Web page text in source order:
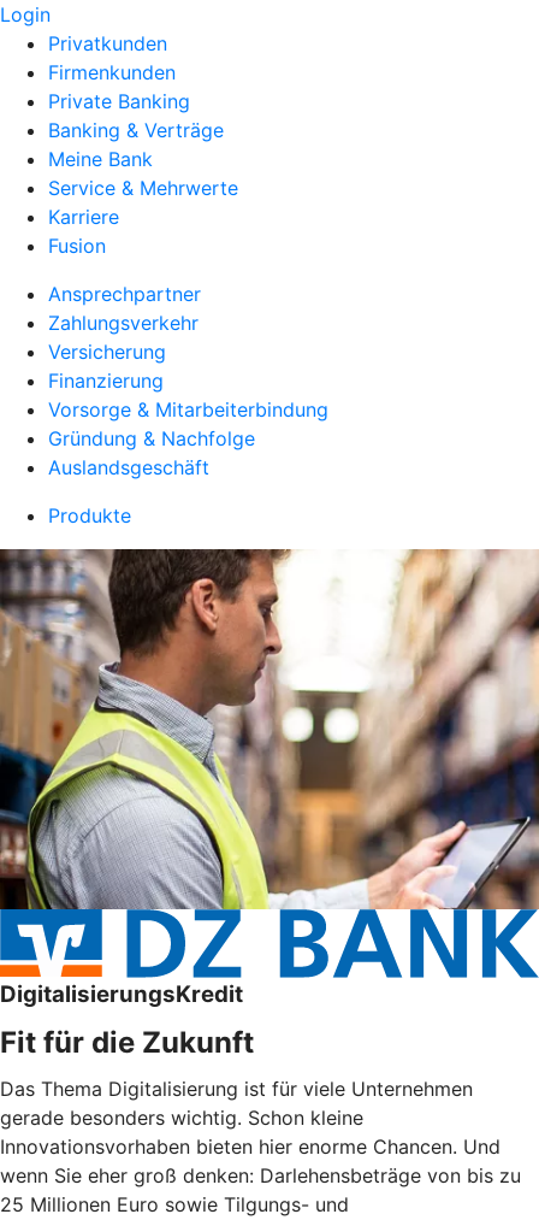
Login
Privatkunden
Firmenkunden
Private Banking
Banking & Verträge
Meine Bank
Service & Mehrwerte
Karriere
Fusion
Ansprechpartner
Zahlungsverkehr
Versicherung
Finanzierung
Vorsorge & Mitarbeiterbindung
Gründung & Nachfolge
Auslandsgeschäft
Produkte
DigitalisierungsKredit
Fit für die Zukunft
Das Thema Digitalisierung ist für viele Unternehmen
gerade besonders wichtig. Schon kleine
Innovationsvorhaben bieten hier enorme Chancen. Und
wenn Sie eher groß denken: Darlehensbeträge von bis zu
25 Millionen Euro sowie Tilgungs- und